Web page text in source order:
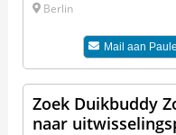
Berlin
Mail aan Paule
Zoek Duikbuddy
naar